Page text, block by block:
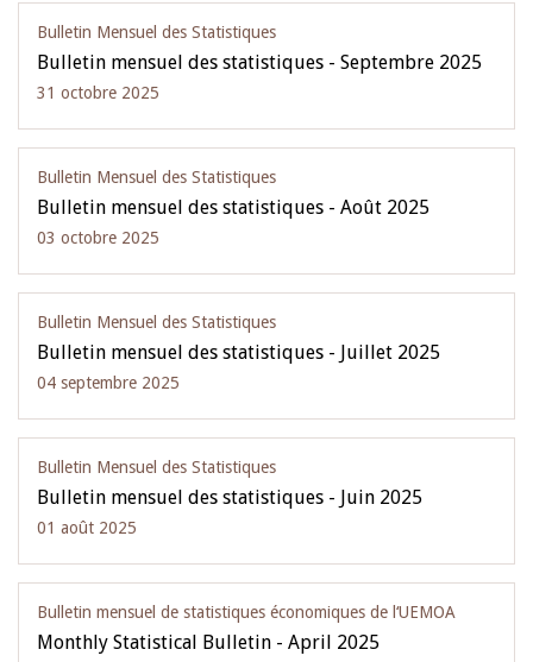
Bulletin Mensuel des Statistiques
Bulletin mensuel des statistiques - Septembre 2025
31 octobre 2025
Bulletin Mensuel des Statistiques
Bulletin mensuel des statistiques - Août 2025
03 octobre 2025
Bulletin Mensuel des Statistiques
Bulletin mensuel des statistiques - Juillet 2025
04 septembre 2025
Bulletin Mensuel des Statistiques
Bulletin mensuel des statistiques - Juin 2025
01 août 2025
Bulletin mensuel de statistiques économiques de l‘UEMOA
Monthly Statistical Bulletin - April 2025